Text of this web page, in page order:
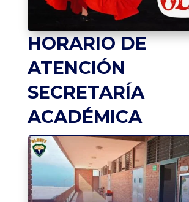
HORARIO DE
ATENCIÓN
SECRETARÍA
ACADÉMICA